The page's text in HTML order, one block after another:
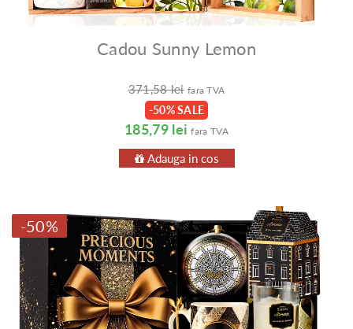
Cadou Sunny Lemon
371,58 lei fara TVA
-50% SALE
185,79 lei fara TVA
Adauga in cos
-50%